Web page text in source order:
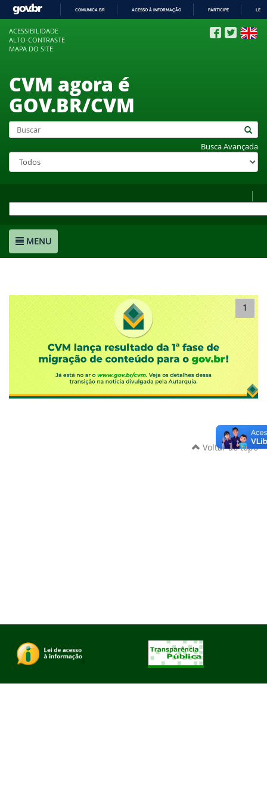
COMUNICA BR ACESSO À INFORMAÇÃO PARTICIPE
ACESSIBILIDADE
ALTO-CONTRASTE
MAPA DO SITE
CVM agora é
GOV.BR/CVM
Busca Avançada
MENU
1
Voltar ao topo